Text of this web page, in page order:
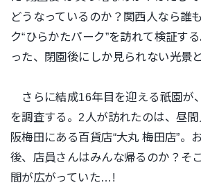
どうなっているのか？関西人なら誰
ク“ひらかたパーク”を訪れて検証す
った、閉園後にしか見られない光景
さらに結成16年目を迎える祇園が
を調査する。2人が訪れたのは、昼
阪梅田にある百貨店“大丸 梅田店”。
後、店員さんはみんな帰るのか？そ
間が広がっていた…!